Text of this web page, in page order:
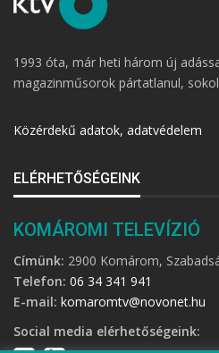
1993 óta, már heti három új
magazinműsorok pártatlanul,
Közérdekű adatok, adatvédelem
ELÉRHETŐSÉGEINK
KOMÁROMI TELEVÍZIÓ
Címünk: 2900 Komárom,
Telefon: 06 34 341 941
E-mail: komaromtv@novonet.hu
Social media elérhetőségeink: